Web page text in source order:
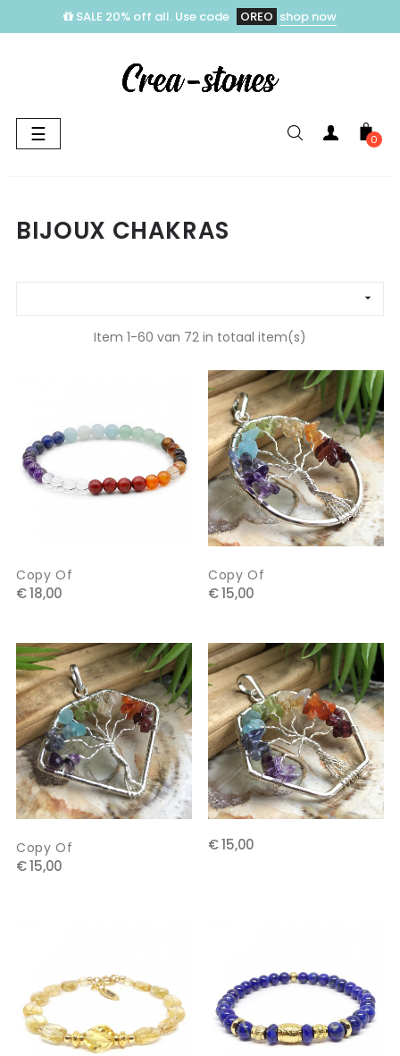
SALE 20% off all. Use code OREO shop now
Toggle
navigation
☰ 0
BIJOUX CHAKRAS

Item 1-60 van 72 in totaal item(s)
Copy Of
€ 18,00
Copy Of
€ 15,00
Copy Of
€ 15,00
€ 15,00